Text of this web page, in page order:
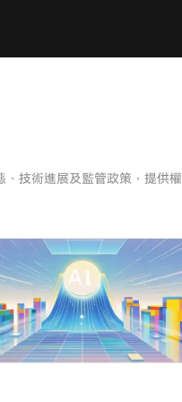
技術進展及監管政策，提供權